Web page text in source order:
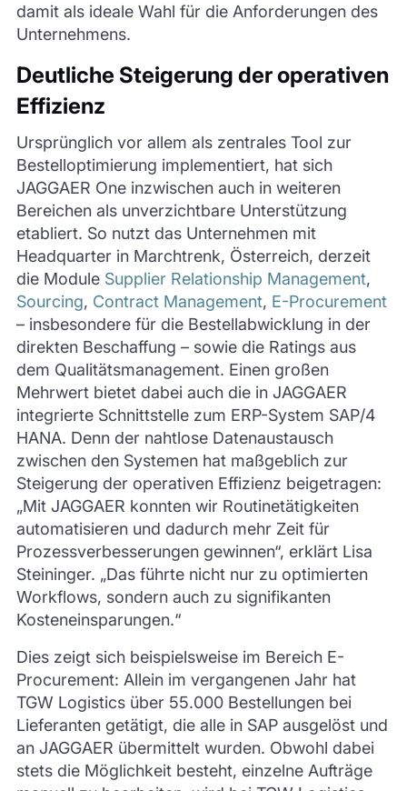
damit als ideale Wahl für die Anforderungen des
Unternehmens.
Deutliche Steigerung der operativen
Effizienz
Ursprünglich vor allem als zentrales Tool zur
Bestelloptimierung implementiert, hat sich
JAGGAER One inzwischen auch in weiteren
Bereichen als unverzichtbare Unterstützung
etabliert. So nutzt das Unternehmen mit
Headquarter in Marchtrenk, Österreich, derzeit
die Module Supplier Relationship Management,
Sourcing, Contract Management, E-Procurement
– insbesondere für die Bestellabwicklung in der
direkten Beschaffung – sowie die Ratings aus
dem Qualitätsmanagement. Einen großen
Mehrwert bietet dabei auch die in JAGGAER
integrierte Schnittstelle zum ERP-System SAP/4
HANA. Denn der nahtlose Datenaustausch
zwischen den Systemen hat maßgeblich zur
Steigerung der operativen Effizienz beigetragen:
„Mit JAGGAER konnten wir Routinetätigkeiten
automatisieren und dadurch mehr Zeit für
Prozessverbesserungen gewinnen“, erklärt Lisa
Steininger. „Das führte nicht nur zu optimierten
Workflows, sondern auch zu signifikanten
Kosteneinsparungen.“
Dies zeigt sich beispielsweise im Bereich E-
Procurement: Allein im vergangenen Jahr hat
TGW Logistics über 55.000 Bestellungen bei
Lieferanten getätigt, die alle in SAP ausgelöst und
an JAGGAER übermittelt wurden. Obwohl dabei
stets die Möglichkeit besteht, einzelne Aufträge